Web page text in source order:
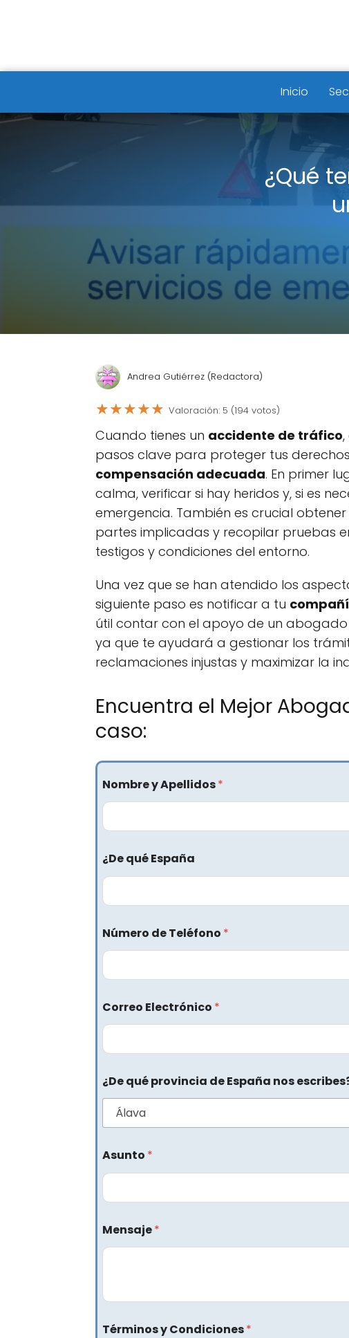
Inicio
¿Qué
Andrea Gutiérrez (Redactora)
★★★★★ Valoración: 5 (194 votos)
Cuando tienes un accidente de tráfico
pasos clave para proteger tus
compensación adecuada. En primer
calma, verificar si hay heridos y, si es
emergencia. También es crucial
partes implicadas y recopilar pruebas
testigos y condiciones del entorno.
Una vez que se han atendido los
siguiente paso es notificar a tu
útil contar con el apoyo de un
ya que te ayudará a gestionar los
reclamaciones injustas y maximizar la
Encuentra el Mejor
caso:
Nombre y Apellidos*
¿De qué España
Número de Teléfono *
Correo Electrónico *
¿De qué provincia de España nos
Asunto *
Mensaje*
Términos y Condiciones*